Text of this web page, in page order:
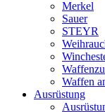
Merkel
Sauer
STEYR
Waffen
Ausrüstung